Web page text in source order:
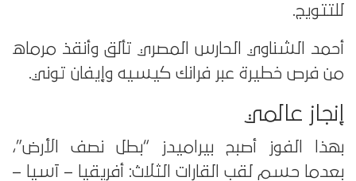
للتتويج.
أحمد الشناوي الحارس المصري تألق وأنقذ مرماه
من فرص خطيرة عبر فرانك كيسيه وإيفان توني.
إنجاز عالمي
بهذا الفوز أصبح بيراميدز “بطل نصف الأرض”،
بعدما حسم لقب القارات الثلاث: أفريقيا – آسيا –